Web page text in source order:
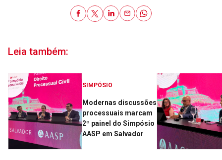
Leia também:
SIMPÓSIO
Modernas discussões
processuais marcam
2º painel do Simpósio
AASP em Salvador